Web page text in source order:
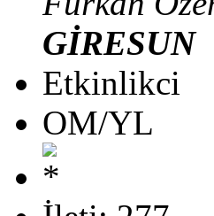
GİRESUN
Etkinlikci
OM/YL